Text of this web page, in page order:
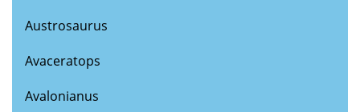
Austrosaurus
Avaceratops
Avalonianus